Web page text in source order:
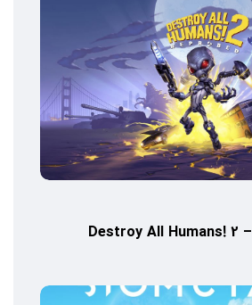
نقد و بررسی بازی Destroy All Humans! 2 –